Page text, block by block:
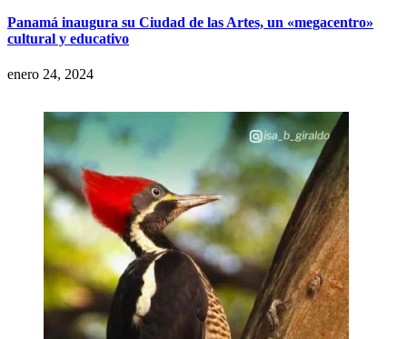
Panamá inaugura su Ciudad de las Artes, un «megacentro»
cultural y educativo
enero 24, 2024